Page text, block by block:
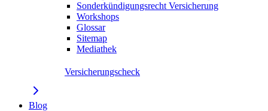
Sonderkündigungsrecht Versicherung
Workshops
Glossar
Sitemap
Mediathek
Versicherungscheck
Blog